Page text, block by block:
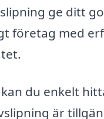
ge ditt
företag med
du enkelt
är